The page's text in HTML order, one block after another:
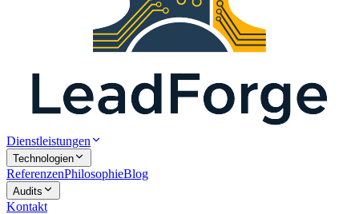
Dienstleistungen
Technologien
ReferenzenPhilosophieBlog
Audits
Kontakt